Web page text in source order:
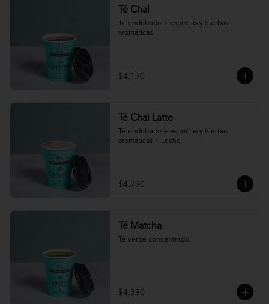
Té Chai
Té endulzado + especias y hierbas
aromáticas
$4.190
Té Chai Latte
Té endulzado + especias y hierbas
aromáticas + Leche
$4.790
Té Matcha
Té verde concentrado.
$4.390